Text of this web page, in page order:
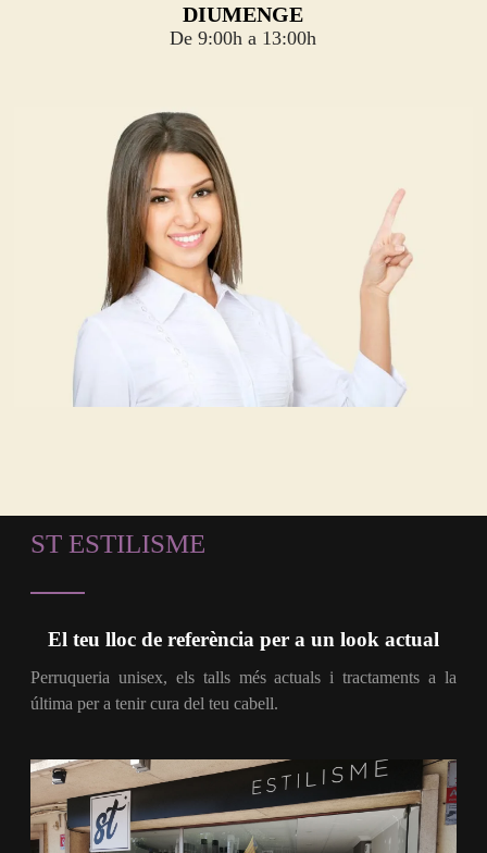
DIUMENGE
De 9:00h a 13:00h
ST ESTILISME
El teu lloc de referència per a un look actual
Perruqueria unisex, els talls més actuals i tractaments a la
última per a tenir cura del teu cabell.